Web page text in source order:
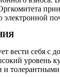
вести себя с
уровень
и